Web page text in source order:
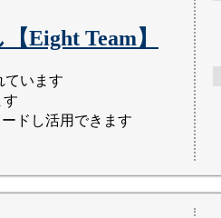
Eight Team】
ています
す
ドし活用できます